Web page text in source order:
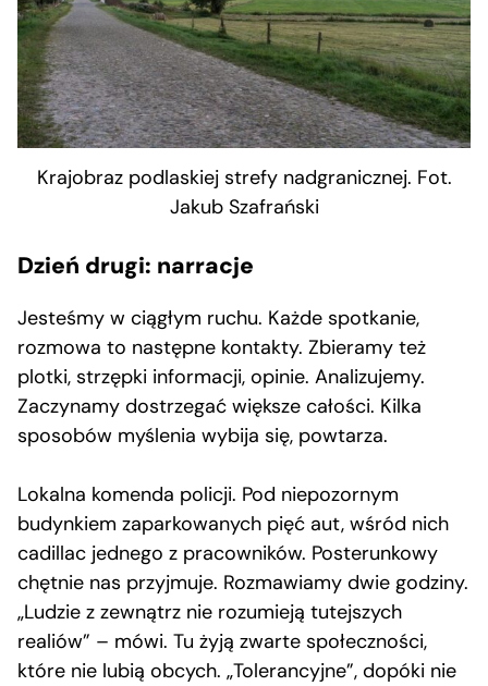
Krajobraz podlaskiej strefy nadgranicznej. Fot.
Jakub Szafrański
Dzień drugi: narracje
Jesteśmy w ciągłym ruchu. Każde spotkanie,
rozmowa to następne kontakty. Zbieramy też
plotki, strzępki informacji, opinie. Analizujemy.
Zaczynamy dostrzegać większe całości. Kilka
sposobów myślenia wybija się, powtarza.
Lokalna komenda policji. Pod niepozornym
budynkiem zaparkowanych pięć aut, wśród nich
cadillac jednego z pracowników. Posterunkowy
chętnie nas przyjmuje. Rozmawiamy dwie godziny.
„Ludzie z zewnątrz nie rozumieją tutejszych
realiów” – mówi. Tu żyją zwarte społeczności,
które nie lubią obcych. „Tolerancyjne”, dopóki nie